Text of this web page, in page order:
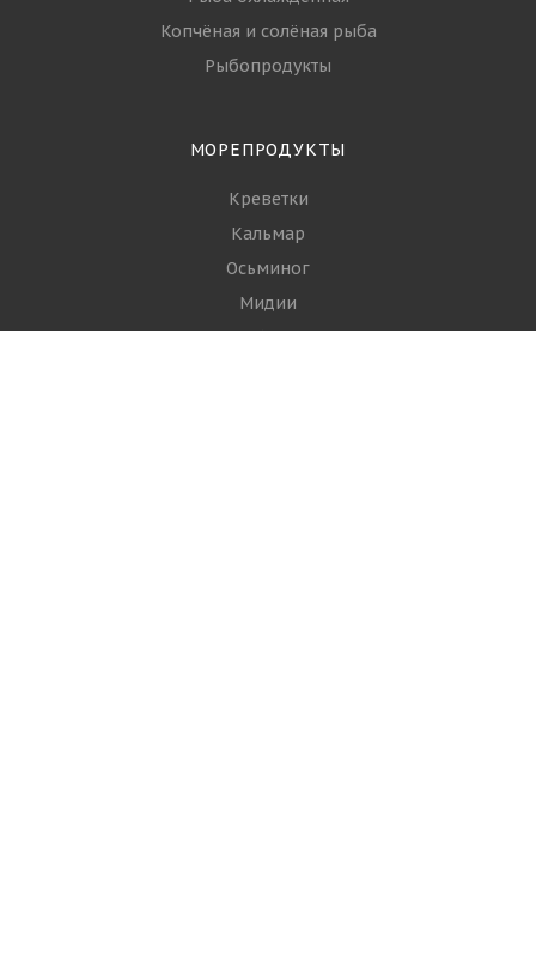
Копчёная и солёная рыба
Рыбопродукты
МОРЕПРОДУКТЫ
Креветки
Кальмар
Осьминог
Мидии
Гребешки